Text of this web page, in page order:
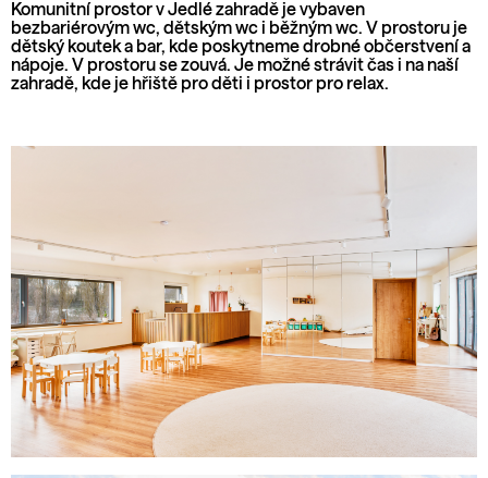
Komunitní prostor v Jedlé zahradě je vybaven
bezbariérovým wc, dětským wc i běžným wc. V prostoru je
dětský koutek a bar, kde poskytneme drobné občerstvení a
nápoje. V prostoru se zouvá. Je možné strávit čas i na naší
zahradě, kde je hřiště pro děti i prostor pro relax.